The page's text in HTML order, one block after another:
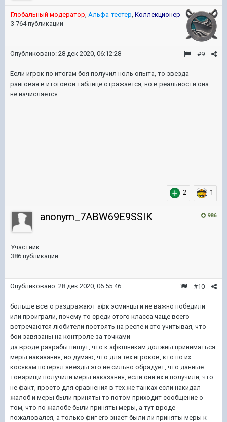
Глобальный модератор, Альфа-тестер, Коллекционер
3 764 публикации
#9
Опубликовано: 28 дек 2020, 06:12:28
Если игрок по итогам боя получил ноль опыта, то звезда
ранговая в итоговой таблице отражается, но в реальности она
не начисляется.
2 1
986
anonym_7ABW69E9SSIK
Участник
386 публикаций
#10
Опубликовано: 28 дек 2020, 06:55:46
больше всего раздражают афк эсминцы и не важно победили
или проиграли, почему-то среди этого класса чаще всего
встречаются любители постоять на респе и это учитывая, что
бои завязаны на контроле за точками
да вроде разрабы пишут, что к афкшникам должны приниматься
меры наказания, но думаю, что для тех игроков, кто по их
косякам потерял звезды это не сильно обрадует, что данные
товарищи получили меры наказания, если они их и получили, что
не факт, просто для сравнения в тех же танках если накидал
жалоб и меры были приняты то потом приходит сообщение о
том, что по жалобе были приняты меры, а тут вроде
пожаловался, а только фиг его знает были ли приняты меры к